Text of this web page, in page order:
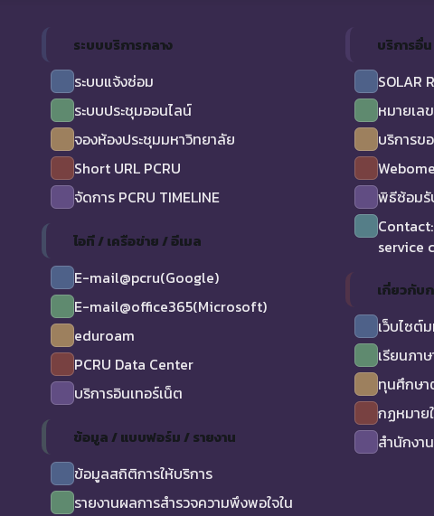
ระบบบริการกลาง
ระบบแจ้งซ่อม
ระบบประชุมออนไลน์
จองห้องประชุมมหาวิทยาลัย
Short URL PCRU
จัดการ PCRU TIMELINE
ไอที / เครือข่าย / อีเมล
E-mail@pcru(Google)
E-mail@office365(Microsoft)
eduroam
PCRU Data Center
บริการอินเทอร์เน็ต
ข้อมูล / แบบฟอร์ม / รายงาน
ข้อมูลสถิติการให้บริการ
รายงานผลการสำรวจความพึงพอใจใน
บริการอื่
SOLAR
หมายเล
บริการข
พิธีซ้อม
service
เกี่ยวกับ
เว็บไซต์
เรียนภา
ทุนศึกษา
กฏหมาย
สำนักงา